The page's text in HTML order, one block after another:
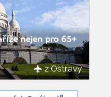
oblíbených
nejen pro 65+
z Ostravy